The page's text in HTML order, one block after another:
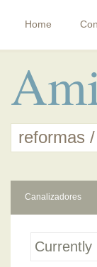
Home
reformas
Canalizadores
Currently